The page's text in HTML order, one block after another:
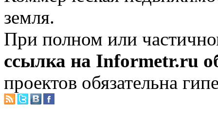
земля.
При полном или
ссылка на Informetr.ru
проектов обязательна